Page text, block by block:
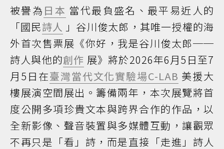
被譽為 日本 當代最負盛名、最平易近人的
「國民詩人 」谷川俊太郎，其唯一授權的海
外首次售票展《你好，我是谷川俊太郎──
詩人與他的創作 展》將於2026年6月5日至7
月5日在臺灣當代文化實驗場C-LAB 美援大
樓展演空間展出。籌備兩年，本次展覽將首
度公開多項珍貴文本與跨界合作的作品，以
全新影像、聲音裝置與多媒體互動，讓觀眾
不再只是「看」詩，而是直接「走進」詩人